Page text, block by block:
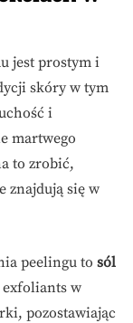
jest prostym i
skóry w tym
i
martwego
to zrobić,
znajdują się w
peelingu to sól
w
pozostawiając